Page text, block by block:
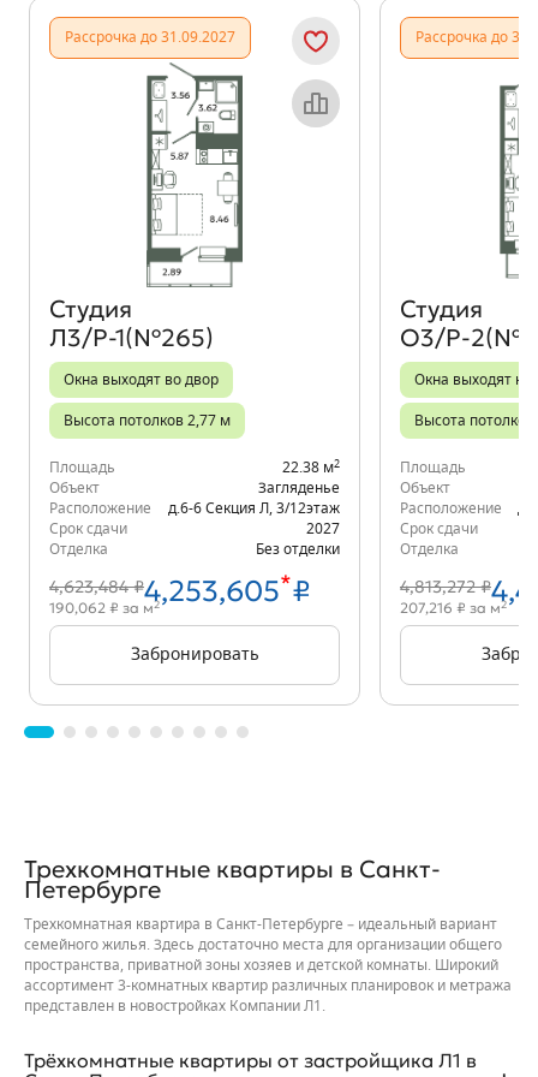
Рассрочка до 31.09.2027
Объект месяца
Студия
Л3/Р-1(№265)
Окна выходят во двор
Высота потолков 2,77 м
Площадь 22.38 м2
Объект
Загляденье
Расположение
д.6-6 Секция Л 3/12этаж
Срок сдачи
2027
Отделка
Без отделки
4,623,484 ₽4,253,605*₽
190,062 ₽ за м2
Забронировать
Рассрочка до
Студия
О3/Р-
Окна выходят на
Высота
Площадь
Объект
Расположение
Срок сдачи
Отделка
4,813,272 ₽
207,216 ₽ за м2
Трехкомнатные квартиры в Санкт-
Петербурге
Трехкомнатная квартира в Санкт-Петербурге – идеальный вариант
семейного жилья. Здесь достаточно места для организации общего
пространства, приватной зоны хозяев и детской комнаты. Широкий
ассортимент 3-комнатных квартир различных планировок и метража
представлен в новостройках Компании Л1.
Трёхкомнатные квартиры от застройщика Л1 в